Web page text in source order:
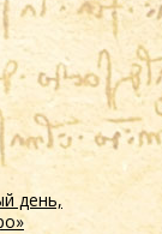
день,